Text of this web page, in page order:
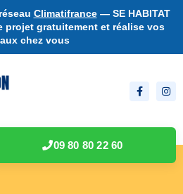
Climatifrance— SE HABITAT
projet gratuitement et réalise vos
chez vous
09 80 80 22 60